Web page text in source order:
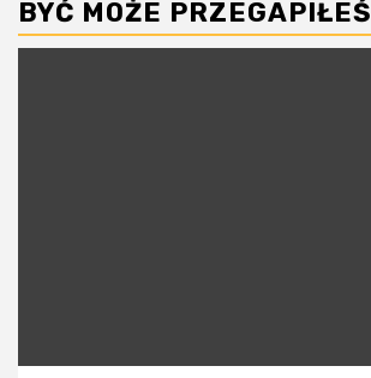
BYĆ MOŻE PRZEGAPIŁEŚ